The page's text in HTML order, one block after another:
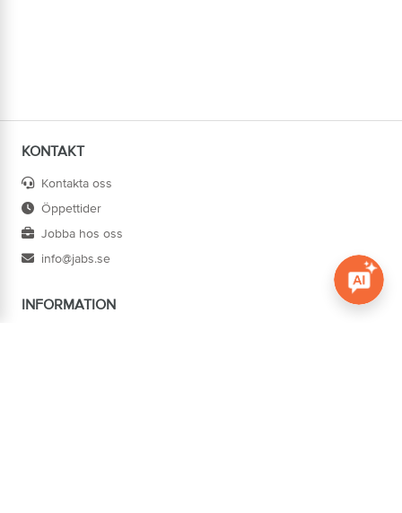
KONTAKT
Kontakta oss
Öppettider
Jobba hos oss
info@jabs.se
INFORMATION